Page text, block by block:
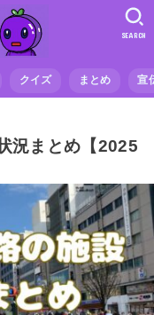
クイズ まとめ 宣
SEARCH
況まとめ【2025